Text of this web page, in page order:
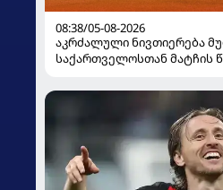
08:38/05-08-2026
აკრძალული ნივთიერება
საქართველოსთან მატჩის
ინფორმაციას ავრცელებს